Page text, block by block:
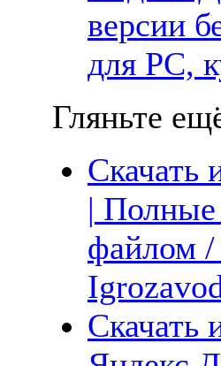
версии
для PC,
Гляньте
Скачать
| Полные
файлом /
Скачать